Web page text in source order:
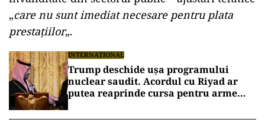
„care nu sunt imediat necesare pentru plata
prestaţiilor„.
INTERNAȚIONAL
Trump deschide ușa programului
nuclear saudit. Acordul cu Riyad ar
putea reaprinde cursa pentru arme